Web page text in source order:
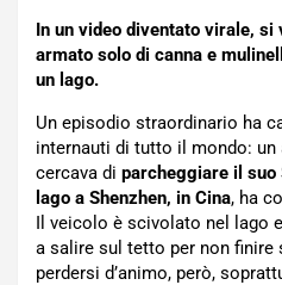
In un video diventato virale, si
armato solo di canna e
un lago.
Un episodio straordinario ha
internauti di tutto il mondo:
cercava di parcheggiare il suo
lago a Shenzhen, in Cina, ha
Il veicolo è scivolato nel lago
a salire sul tetto per non finire
perdersi d’animo, però,